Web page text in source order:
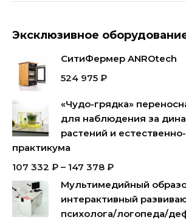
Эксклюзивное
СитиФермер ANROtech
524 975 ₽
«Чудо-грядка»
для наблюдения за
растений и
практикума
107 332 ₽ – 147 378 ₽
Мультимедийный
интерактивный
психолога/логопеда/